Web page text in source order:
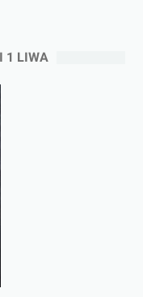
1 LIWA